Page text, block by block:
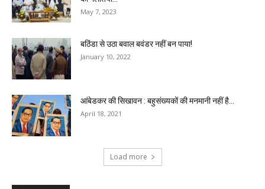
May 7, 2023
बठिंडा से उठा बवाल बवंडर नहीं बन पाया!
January 10, 2022
आंबेडकर की सिखावन : बहुसंख्यकों की मनमानी नहीं है...
April 18, 2021
Load more